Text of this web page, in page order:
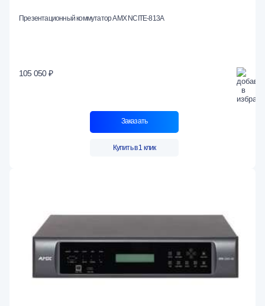
Презентационный коммутатор AMX NCITE-813A
105 050 ₽
Заказать
Купить в 1 клик